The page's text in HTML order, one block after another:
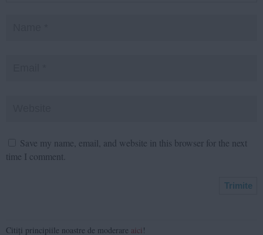
Save my name, email, and website in this browser for the next
time I comment.
Citiți principiile noastre de moderare aici !